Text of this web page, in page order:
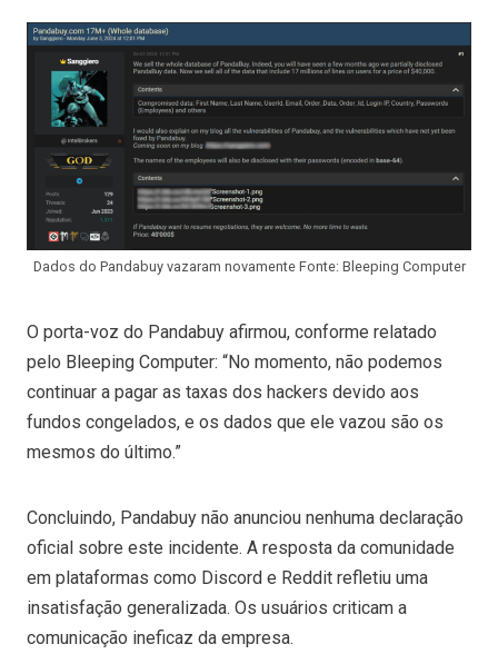
Dados do Pandabuy vazaram novamente Fonte: Bleeping Computer
O porta-voz do Pandabuy afirmou, conforme relatado
pelo Bleeping Computer: “No momento, não podemos
continuar a pagar as taxas dos hackers devido aos
fundos congelados, e os dados que ele vazou são os
mesmos do último.”
Concluindo, Pandabuy não anunciou nenhuma declaração
oficial sobre este incidente. A resposta da comunidade
em plataformas como Discord e Reddit refletiu uma
insatisfação generalizada. Os usuários criticam a
comunicação ineficaz da empresa.